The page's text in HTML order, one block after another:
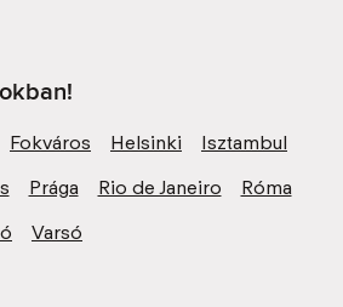
Fokváros Helsinki
Isztambul
Prága Rio de Janeiro
Róma
Varsó